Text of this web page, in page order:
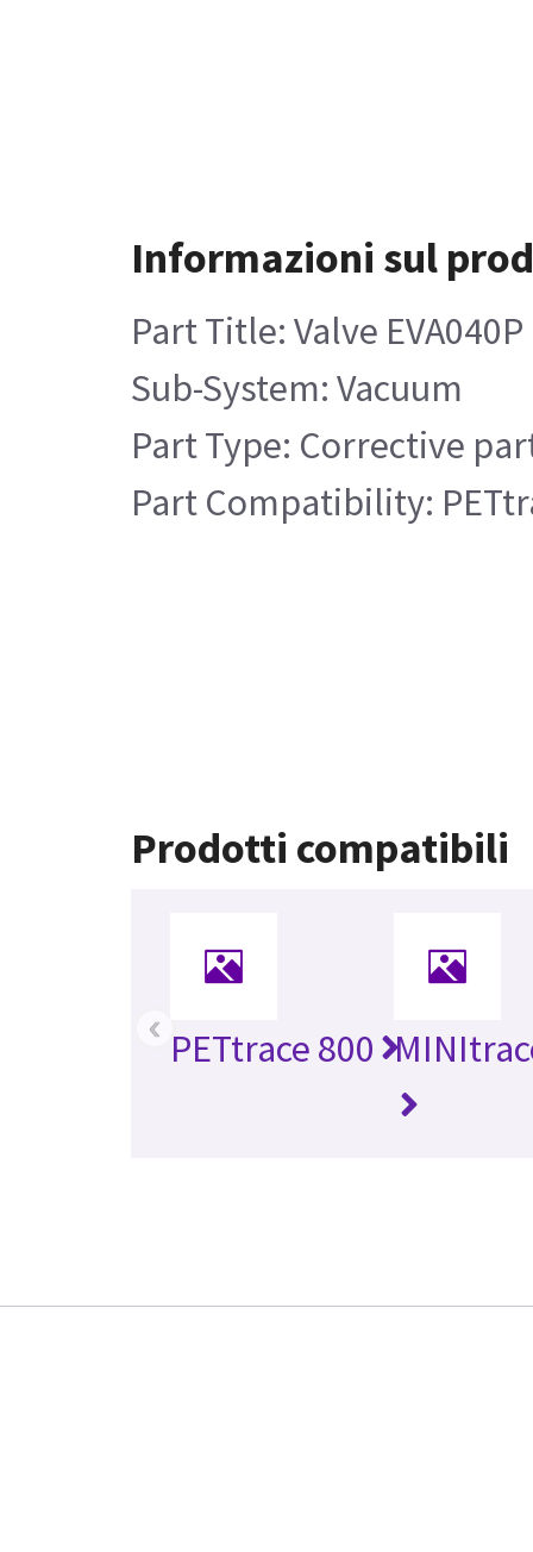
Informazioni sul
Part Title: Valve
Sub-System: Vacuum
Part Type: Corrective
Part Compatibility:
Prodotti compatibili
PETtrace 800
‹